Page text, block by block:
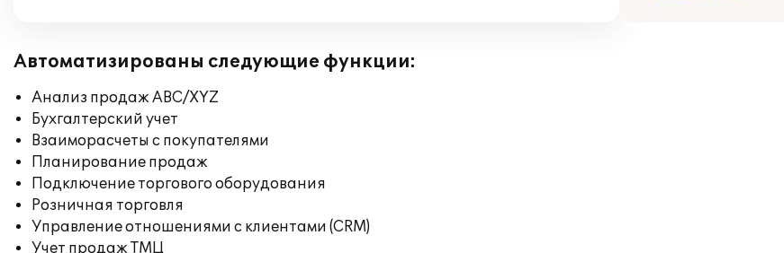
Автоматизированы следующие функции:
Анализ продаж ABC/XYZ
Бухгалтерский учет
Взаиморасчеты с покупателями
Планирование продаж
Подключение торгового оборудования
Розничная торговля
Управление отношениями с клиентами (CRM)
Учет продаж ТМЦ